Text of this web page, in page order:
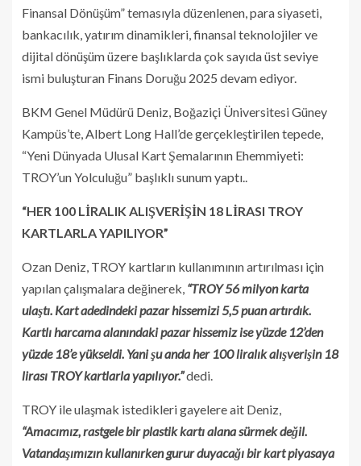
Finansal Dönüşüm” temasıyla düzenlenen, para siyaseti,
bankacılık, yatırım dinamikleri, finansal teknolojiler ve
dijital dönüşüm üzere başlıklarda çok sayıda üst seviye
ismi buluşturan Finans Doruğu 2025 devam ediyor.
BKM Genel Müdürü Deniz, Boğaziçi Üniversitesi Güney
Kampüs’te, Albert Long Hall’de gerçekleştirilen tepede,
“Yeni Dünyada Ulusal Kart Şemalarının Ehemmiyeti:
TROY’un Yolculuğu” başlıklı sunum yaptı..
“HER 100 LİRALIK ALIŞVERİŞİN 18 LİRASI TROY
KARTLARLA YAPILIYOR”
Ozan Deniz, TROY kartların kullanımının artırılması için
yapılan çalışmalara değinerek, “TROY 56 milyon karta
ulaştı. Kart adedindeki pazar hissemizi 5,5 puan artırdık.
Kartlı harcama alanındaki pazar hissemiz ise yüzde 12’den
yüzde 18’e yükseldi. Yani şu anda her 100 liralık alışverişin 18
lirası TROY kartlarla yapılıyor.”dedi.
TROY ile ulaşmak istedikleri gayelere ait Deniz,
“Amacımız, rastgele bir plastik kartı alana sürmek değil.
Vatandaşımızın kullanırken gurur duyacağı bir kart piyasaya